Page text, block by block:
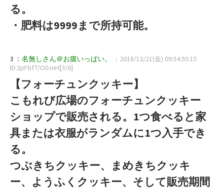
る。
・肥料は9999まで所持可能。
3 ： 名無しさん＠お腹いっぱい。
：2018/12/21(金) 09:54:50.15
ID:2pFbfT/O0.net[3/6]
【フォーチュンクッキー】
こもれび広場のフォーチュンクッキー
ショップで販売される。1つ食べると家
具または衣服がランダムに1つ入手でき
る。
つぶきちクッキー、まめきちクッキ
ー、ようふくクッキー、そして販売期間